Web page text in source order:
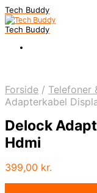
Tech Buddy
Tech Buddy
Forside / Telefoner
Adapterkabel
Delock
Hdmi
399,00 kr.